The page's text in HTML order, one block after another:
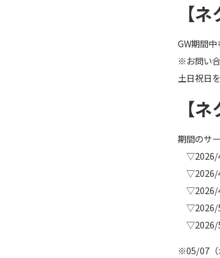
【
GW期間中
※お問い
土日祝日
【
期間のサ
▽2026/
▽2026/
▽2026/
※05/07（